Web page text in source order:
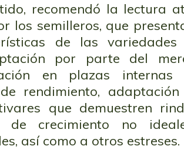
recomendó la lectura
los semilleros, que
de las variedades
por parte del
en plazas
rendimiento,
que demuestren
de crecimiento no
así como a otros estreses.